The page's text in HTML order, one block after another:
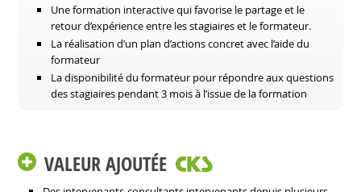
Une formation interactive qui favorise le partage et le
retour d’expérience entre les stagiaires et le formateur.
La réalisation d’un plan d’actions concret avec l’aide du
formateur
La disponibilité du formateur pour répondre aux questions
des stagiaires pendant 3 mois à l’issue de la formation
VALEUR AJOUTÉE